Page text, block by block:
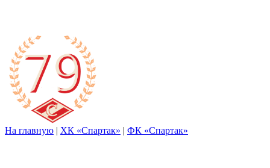
На главную | ХК «Спартак» | ФК «Спартак»